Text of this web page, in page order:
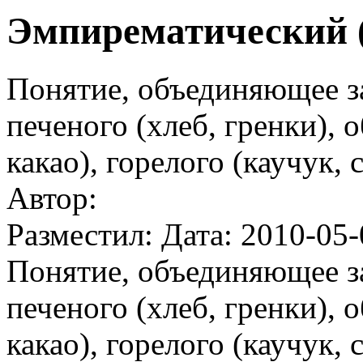
Понятие, объединяющее
печеного (хлеб, гренки),
какао), горелого (каучук,
Автор:
Разместил: Дата: 2010-
Понятие, объединяющее
печеного (хлеб, гренки),
какао), горелого (каучук,